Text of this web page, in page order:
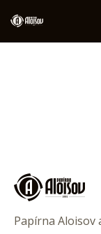
Papírna Aloisov